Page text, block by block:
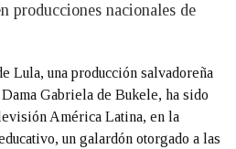
producciones nacionales de
Lula, una producción salvadoreña
Gabriela de Bukele, ha sido
América Latina, en la
un galardón otorgado a las